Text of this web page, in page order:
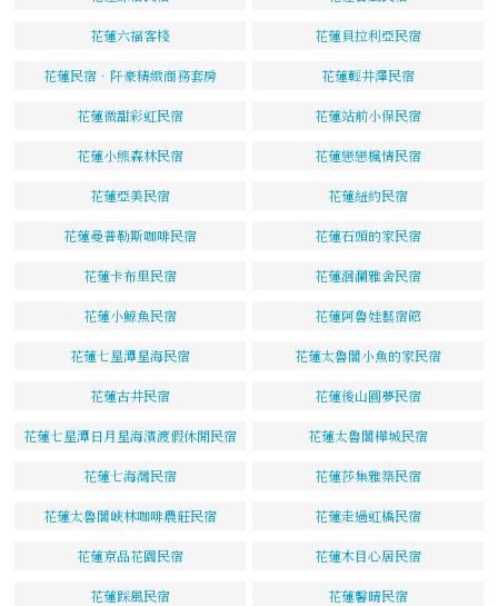
花蓮六福客棧 花蓮貝拉利亞民宿
花蓮民宿．阡豪精緻商務套房 花蓮輕井澤民宿
花蓮微甜彩虹民宿 花蓮站前小保民宿
花蓮小熊森林民宿 花蓮戀戀楓情民宿
花蓮亞美民宿 花蓮紐約民宿
花蓮曼普勒斯咖啡民宿 花蓮石頭的家民宿
花蓮卡布里民宿 花蓮洄瀾雅舍民宿
花蓮小鯨魚民宿 花蓮阿魯娃藝宿館
花蓮七星潭星海民宿 花蓮太魯閣小魚的家民宿
花蓮古井民宿 花蓮後山圓夢民宿
花蓮七星潭日月星海濱渡假休閒民宿 花蓮太魯閣樺城民宿
花蓮七海灣民宿 花蓮莎集雅築民宿
花蓮太魯閣峽林咖啡農莊民宿 花蓮走過虹橋民宿
花蓮京品花園民宿 花蓮木目心居民宿
花蓮踩風民宿 花蓮馨晴民宿